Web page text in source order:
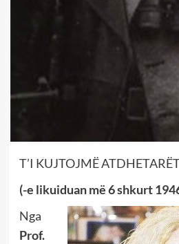
T’I KUJTOJMË
(-e likuiduan më 6 shkurt
Nga
Prof.